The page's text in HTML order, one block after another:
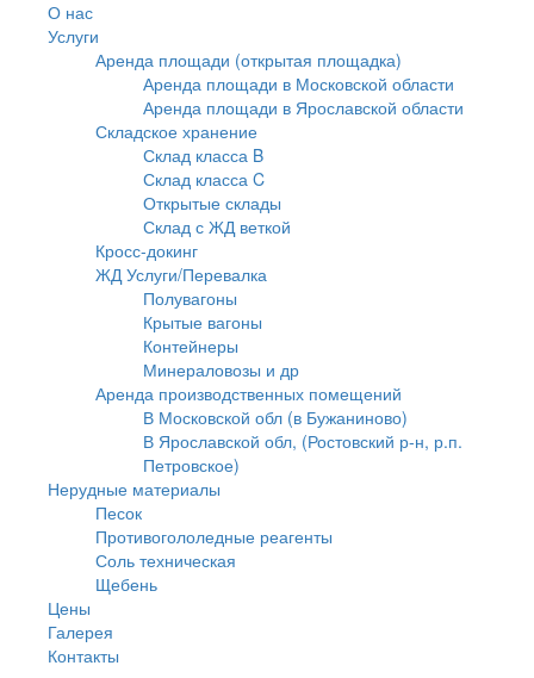
О нас
Услуги
Аренда площади (открытая площадка)
Аренда площади в Московской области
Аренда площади в Ярославской области
Складское хранение
Склад класса B
Склад класса C
Открытые склады
Склад с ЖД веткой
Кросс-докинг
ЖД Услуги/Перевалка
Полувагоны
Крытые вагоны
Контейнеры
Минераловозы и др
Аренда производственных помещений
В Московской обл (в Бужаниново)
В Ярославской обл, (Ростовский р-н, р.п.
Петровское)
Нерудные материалы
Песок
Противогололедные реагенты
Соль техническая
Щебень
Цены
Галерея
Контакты